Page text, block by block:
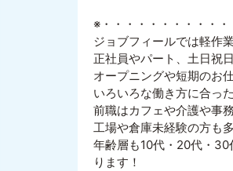
※・・・・・・・・・・
ジョブフィールでは軽作
正社員やパート、土日祝
オープニングや短期のお仕
いろいろな働き方に合っ
前職はカフェや介護や事務
工場や倉庫未経験の方も
年齢層も10代・20代・
ります！